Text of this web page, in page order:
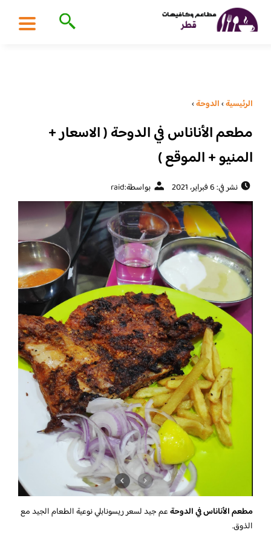
الرئيسية›الدوحة›
مطعم الأناناس في الدوحة ( الاسعار +
المنيو + الموقع )
نشر في: 6 فبراير، 2021 بواسطة:raid
مطعم الأناناس في الدوحةعم جيد لسعر ريسونابلي نوعية الطعام الجيد مع
الذوق.